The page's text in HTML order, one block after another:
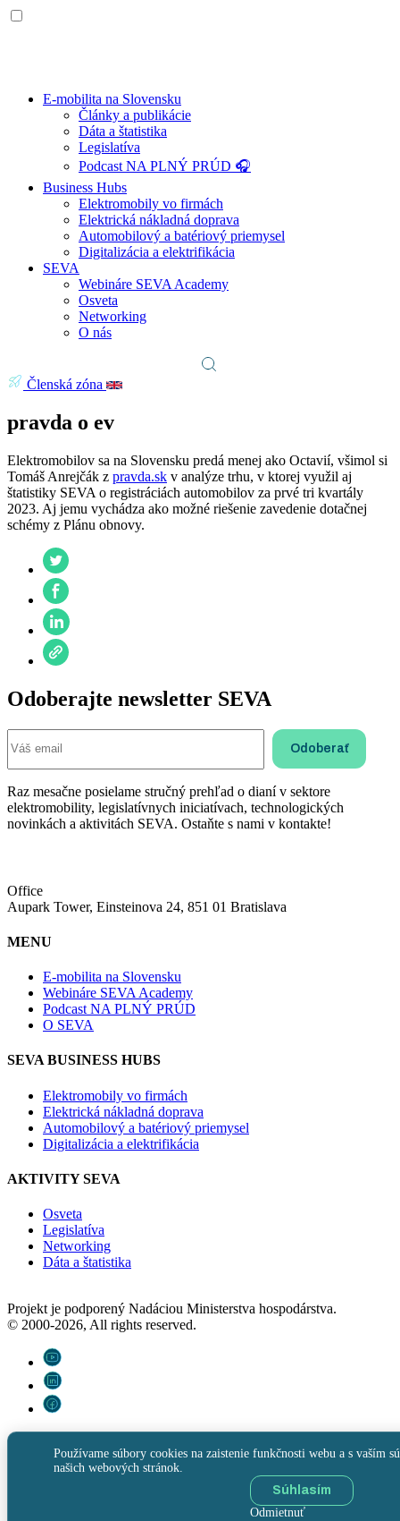
E-mobilita na Slovensku
Články a publikácie
Dáta a štatistika
Legislatíva
Podcast NA PLNÝ PRÚD 🎧
Business Hubs
Elektromobily vo firmách
Elektrická nákladná doprava
Automobilový a batériový priemysel
Digitalizácia a elektrifikácia
SEVA
Webináre SEVA Academy
Osveta
Networking
O nás
Členská zóna
pravda o ev
Elektromobilov sa na Slovensku predá menej ako Octavií, všimol si
Tomáš Anrejčák z pravda.sk v analýze trhu, v ktorej využil aj
štatistiky SEVA o registráciách automobilov za prvé tri kvartály
2023. Aj jemu vychádza ako možné riešenie zavedenie dotačnej
schémy z Plánu obnovy.
Odoberajte newsletter SEVA
Raz mesačne posielame stručný prehľad o dianí v sektore
elektromobility, legislatívnych iniciatívach, technologických
novinkách a aktivitách SEVA. Ostaňte s nami v kontakte!
Office
Aupark Tower, Einsteinova 24, 851 01 Bratislava
MENU
E-mobilita na Slovensku
Webináre SEVA Academy
Podcast NA PLNÝ PRÚD
O SEVA
SEVA BUSINESS HUBS
Elektromobily vo firmách
Elektrická nákladná doprava
Automobilový a batériový priemysel
Digitalizácia a elektrifikácia
AKTIVITY SEVA
Osveta
Legislatíva
Networking
Dáta a štatistika
Projekt je podporený Nadáciou Ministerstva hospodárstva.
© 2000-2026, All rights reserved.
Používame súbory cookies na zaistenie funkčnosti webu a s vaším
našich webových stránok.
Súhlasím
Odmietnuť